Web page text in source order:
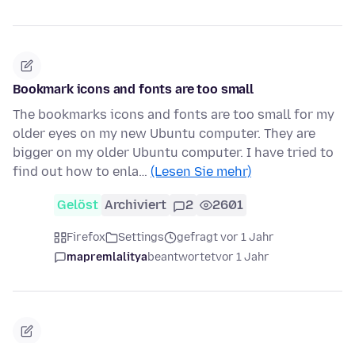
Bookmark icons and fonts are too small
The bookmarks icons and fonts are too small for my
older eyes on my new Ubuntu computer. They are
bigger on my older Ubuntu computer. I have tried to
find out how to enla… (Lesen Sie mehr)
Gelöst Archiviert 2 2601
Firefox Settings
gefragt vor 1 Jahr
mapremlalityabeantwortetvor 1 Jahr